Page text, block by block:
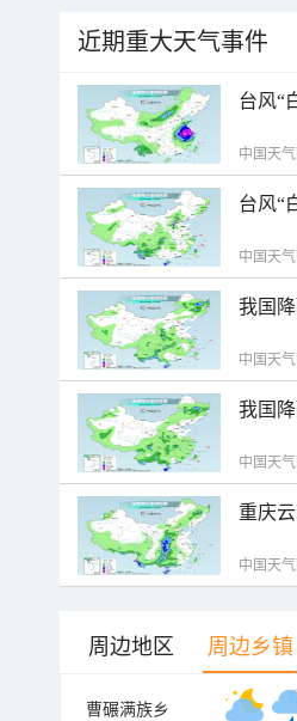
近期重大天气事件
台风“
中国天气
台风“
中国天气
我国
中国天气
我国
中国天气
重庆
中国天气
周边地区 周边乡镇
曹碾满族乡